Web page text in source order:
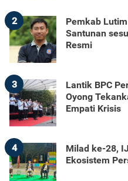
2
Pemkab
Santunan
Resmi
3
Lantik BPC
Oyong
Empati Krisis
4
Milad ke-28,
Ekosistem